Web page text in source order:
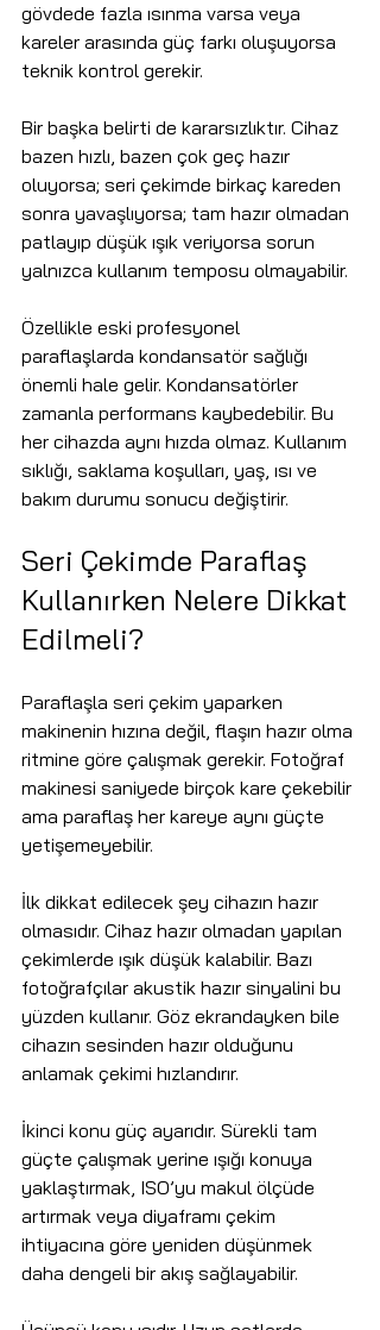
gövdede fazla ısınma varsa veya
kareler arasında güç farkı oluşuyorsa
teknik kontrol gerekir.
Bir başka belirti de kararsızlıktır. Cihaz
bazen hızlı, bazen çok geç hazır
oluyorsa; seri çekimde birkaç kareden
sonra yavaşlıyorsa; tam hazır olmadan
patlayıp düşük ışık veriyorsa sorun
yalnızca kullanım temposu olmayabilir.
Özellikle eski profesyonel
paraflaşlarda kondansatör sağlığı
önemli hale gelir. Kondansatörler
zamanla performans kaybedebilir. Bu
her cihazda aynı hızda olmaz. Kullanım
sıklığı, saklama koşulları, yaş, ısı ve
bakım durumu sonucu değiştirir.
Seri Çekimde Paraflaş
Kullanırken Nelere Dikkat
Edilmeli?
Paraflaşla seri çekim yaparken
makinenin hızına değil, flaşın hazır olma
ritmine göre çalışmak gerekir. Fotoğraf
makinesi saniyede birçok kare çekebilir
ama paraflaş her kareye aynı güçte
yetişemeyebilir.
İlk dikkat edilecek şey cihazın hazır
olmasıdır. Cihaz hazır olmadan yapılan
çekimlerde ışık düşük kalabilir. Bazı
fotoğrafçılar akustik hazır sinyalini bu
yüzden kullanır. Göz ekrandayken bile
cihazın sesinden hazır olduğunu
anlamak çekimi hızlandırır.
İkinci konu güç ayarıdır. Sürekli tam
güçte çalışmak yerine ışığı konuya
yaklaştırmak, ISO’yu makul ölçüde
artırmak veya diyaframı çekim
ihtiyacına göre yeniden düşünmek
daha dengeli bir akış sağlayabilir.